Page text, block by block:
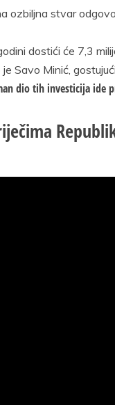
ozbiljna stvar
dostići će 7,3
Savo Minić,
dio tih investicija ide